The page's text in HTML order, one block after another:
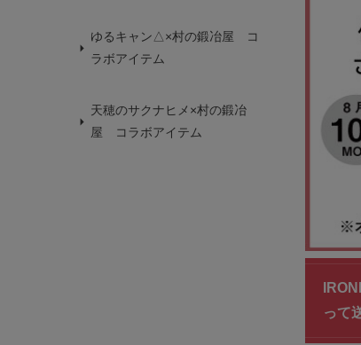
ゆるキャン△×村の鍛冶屋 コ
ラボアイテム
天穂のサクナヒメ×村の鍛冶
屋 コラボアイテム
って